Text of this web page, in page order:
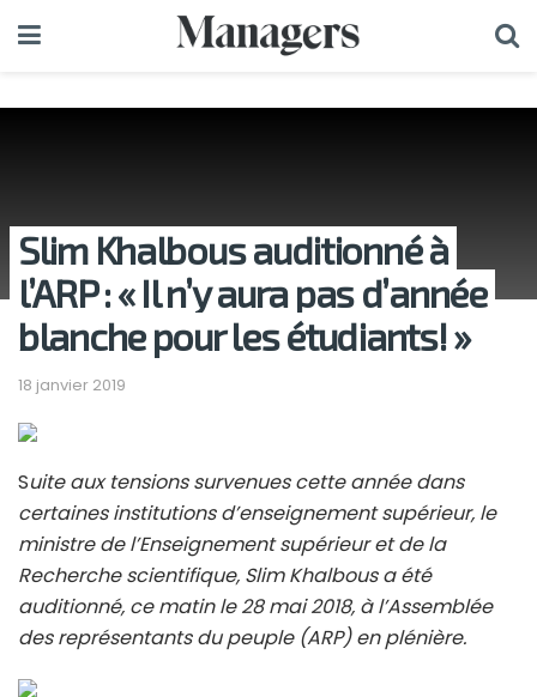
Slim Khalbous auditionné à
l’ARP : « Il n’y aura pas d’année
blanche pour les étudiants! »
18 janvier 2019
Suite aux tensions survenues cette année dans
certaines institutions d’enseignement supérieur, le
ministre de l’Enseignement supérieur et de la
Recherche scientifique, Slim Khalbous a été
auditionné, ce matin le 28 mai 2018, à l’Assemblée
des représentants du peuple (ARP) en plénière.